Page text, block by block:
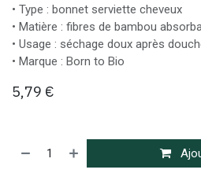
• Type : bonnet serviette cheveux
• Matière : fibres de bambou
• Usage : séchage doux après
• Marque : Born to Bio
5,79 €